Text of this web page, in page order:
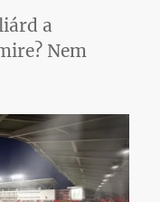
a
Nem